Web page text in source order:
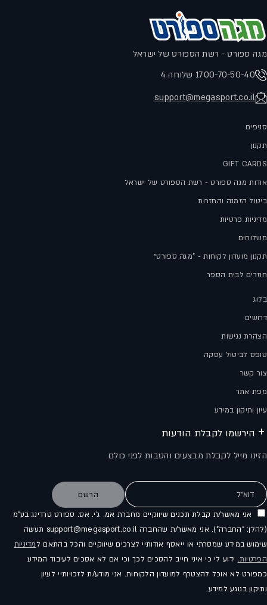
מגה ספורט - רשת הספורט של ישראל
1700-70-50-40 שלוחה 4
support@megasport.co.il
סניפים
תקנון
GIFT CARDS
אודות מגה ספורט - רשת הספורט של ישראל
ביטול הזמנה והחזרות
מדיניות פרטיות
משלוחים
תקנון מועדון לקוחות - "מגה ספורט״
חוזרים לבית הספר
בלוג
דרושים
הצהרת נגישות
טופס לביטול עסקה
צור קשר
מפת אתר
עיון ותיקון במידע
הירשמו לקבלת הודעות
הזינו מייל לקבלת מבצעים והטבות לפני כולם
דוא"ל הרשם
אני מאשר/ת קבלת תכנים שיווקיים מחברת אמ. ג'י. אס. ספורט טרדינג בע"מ
(להלן: "החברה"). אני מאשר/ת שהחברה support@megasport.co.il תעשה
שימוש במידע שמסרתי או ייאסף אודותיי לצרכים שיווקיים והכל בהתאם למדיניות
הפרטיות. ידוע לי כי איני חייב להסכים לכך וכי אם לא אסכים לעיבוד המידע
כמפורט לא אוכל להצטרף למועדון הלקוחות. אני מודע/ת לזכויותיי לעיון
ותיקון בנוגע למידע.